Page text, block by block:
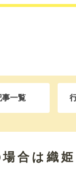
事一覧
合は織